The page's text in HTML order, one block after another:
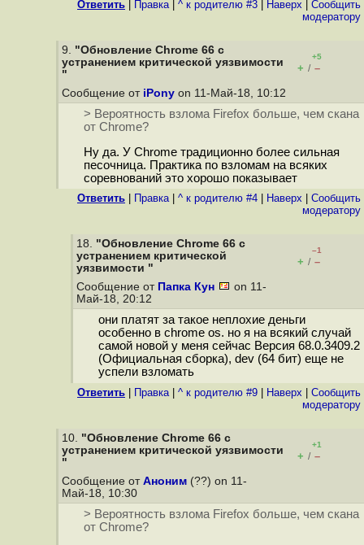
Ответить Правка| ^ к родителю #3 Наверх
Cообщить
модератору
9. "Обновление Chrome 66 с
устранением критической уязвимости
"
+5
+ / –
Сообщение от iPony on 11-Май-18, 10:12
> Вероятность взлома Firefox больше, чем скана
от Chrome?
Ну да. У Chrome традиционно более сильная
песочница. Практика по взломам на всяких
соревнований это хорошо показывает
Ответить Правка| ^ к родителю #4 Наверх
Cообщить
модератору
18. "Обновление Chrome 66 с
устранением критической
уязвимости "
–1
+ / –
Сообщение от Папка Кун
on 11-
Май-18, 20:12
они платят за такое неплохие деньги
особенно в chrome os. но я на всякий случай
самой новой у меня сейчас Версия 68.0.3409.2
(Официальная сборка), dev (64 бит) еще не
успели взломать
Ответить Правка| ^ к родителю #9 Наверх
Cообщить
модератору
10. "Обновление Chrome 66 с
устранением критической уязвимости
"
+1
+ / –
Сообщение от Аноним (??) on 11-
Май-18, 10:30
> Вероятность взлома Firefox больше, чем скана
от Chrome?